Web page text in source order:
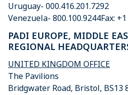
Uruguay- 000.416.201.7292
Venezuela- 800.100.9244Fax:
PADI EUROPE, MIDDLE
REGIONAL
UNITED KINGDOM OFFICE
The Pavilions
Bridgwater Road, Bristol, BS13